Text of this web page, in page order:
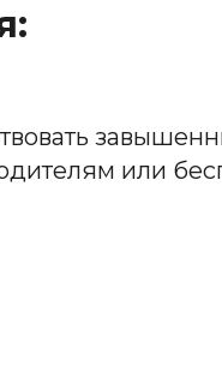
или